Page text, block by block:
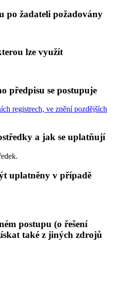
po žadateli požadovány
lze využít
předpisu se postupuje
registrech, ve znění pozdějších
a jak se uplatňují
uplatněny v případě
postupu (o řešení
také z jiných zdrojů